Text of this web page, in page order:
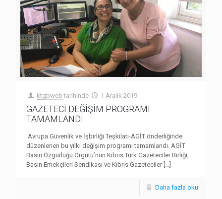
ktgbweb tarihinde 1 Aralık 2019
GAZETECİ DEĞİŞİM PROGRAMI
TAMAMLANDI
Avrupa Güvenlik ve İşbirliği Teşkilatı-AGİT önderliğinde
düzenlenen bu yılki değişim programı tamamlandı. AGİT
Basın Özgürlüğü Örgütü’nün Kıbrıs Türk Gazeteciler Birliği,
Basın Emekçileri Sendikası ve Kıbrıs Gazeteciler[…]
Daha fazla oku